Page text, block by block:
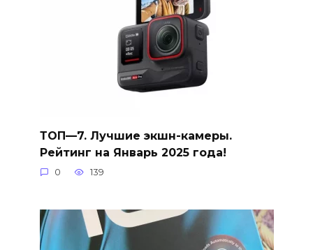
ТОП—7. Лучшие экшн-камеры.
Рейтинг на Январь 2025 года!
0 139